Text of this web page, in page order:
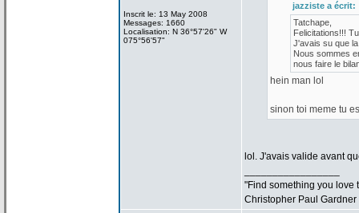
Inscrit le: 13 May 2008
Messages: 1660
Localisation: N 36°57'26" W
075°56'57"
jazziste aécrit:
Tatchape,
Felicitations!!!
J'avais su que la
Nous sommes
nous faire le
hein man lol
sinon toi meme tu
lol. J'avais valide avant
"Find something you love
Christopher Paul Gardner